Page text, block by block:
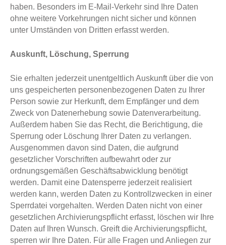
haben. Besonders im E-Mail-Verkehr sind Ihre Daten
ohne weitere Vorkehrungen nicht sicher und können
unter Umständen von Dritten erfasst werden.
Auskunft, Löschung, Sperrung
Sie erhalten jederzeit unentgeltlich Auskunft über die von
uns gespeicherten personenbezogenen Daten zu Ihrer
Person sowie zur Herkunft, dem Empfänger und dem
Zweck von Datenerhebung sowie Datenverarbeitung.
Außerdem haben Sie das Recht, die Berichtigung, die
Sperrung oder Löschung Ihrer Daten zu verlangen.
Ausgenommen davon sind Daten, die aufgrund
gesetzlicher Vorschriften aufbewahrt oder zur
ordnungsgemäßen Geschäftsabwicklung benötigt
werden. Damit eine Datensperre jederzeit realisiert
werden kann, werden Daten zu Kontrollzwecken in einer
Sperrdatei vorgehalten. Werden Daten nicht von einer
gesetzlichen Archivierungspflicht erfasst, löschen wir Ihre
Daten auf Ihren Wunsch. Greift die Archivierungspflicht,
sperren wir Ihre Daten. Für alle Fragen und Anliegen zur